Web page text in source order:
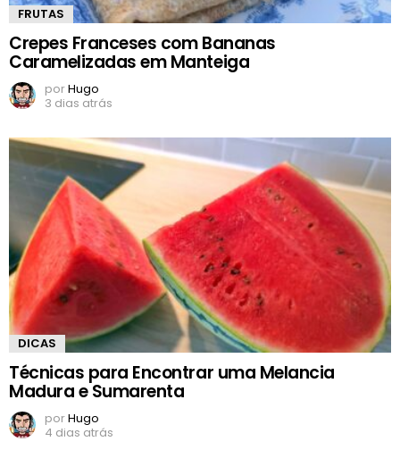
FRUTAS
Crepes Franceses com Bananas
Caramelizadas em Manteiga
porHugo
3 dias atrás
DICAS
Técnicas para Encontrar uma Melancia
Madura e Sumarenta
porHugo
4 dias atrás